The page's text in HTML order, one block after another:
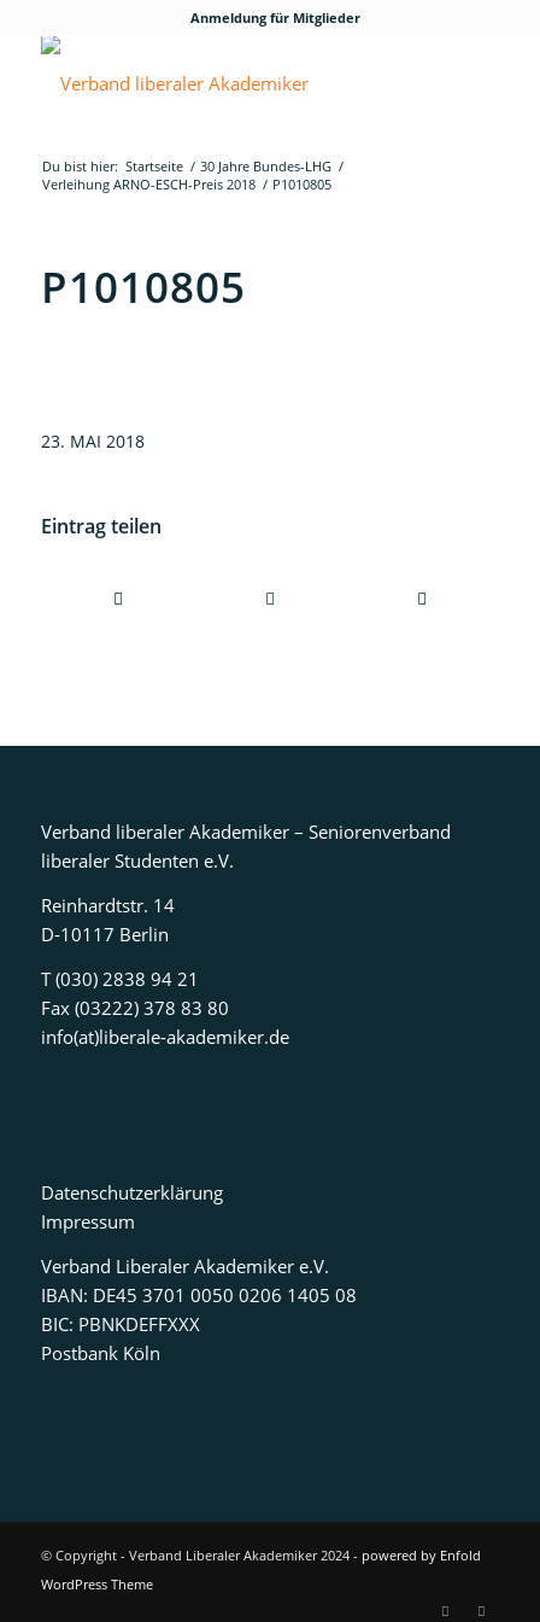
Anmeldung für Mitglieder
Du bist hier: Startseite / 30 Jahre Bundes-LHG /
Verleihung ARNO-ESCH-Preis 2018 / P1010805
P1010805
23. MAI 2018
Eintrag teilen
Verband liberaler Akademiker – Seniorenverband
liberaler Studenten e.V.
Reinhardtstr. 14
D-10117 Berlin
T (030) 2838 94 21
Fax (03222) 378 83 80
info(at)liberale-akademiker.de
Datenschutzerklärung
Impressum
Verband Liberaler Akademiker e.V.
IBAN: DE45 3701 0050 0206 1405 08
BIC: PBNKDEFFXXX
Postbank Köln
© Copyright - Verband Liberaler Akademiker 2024 - powered by Enfold
WordPress Theme